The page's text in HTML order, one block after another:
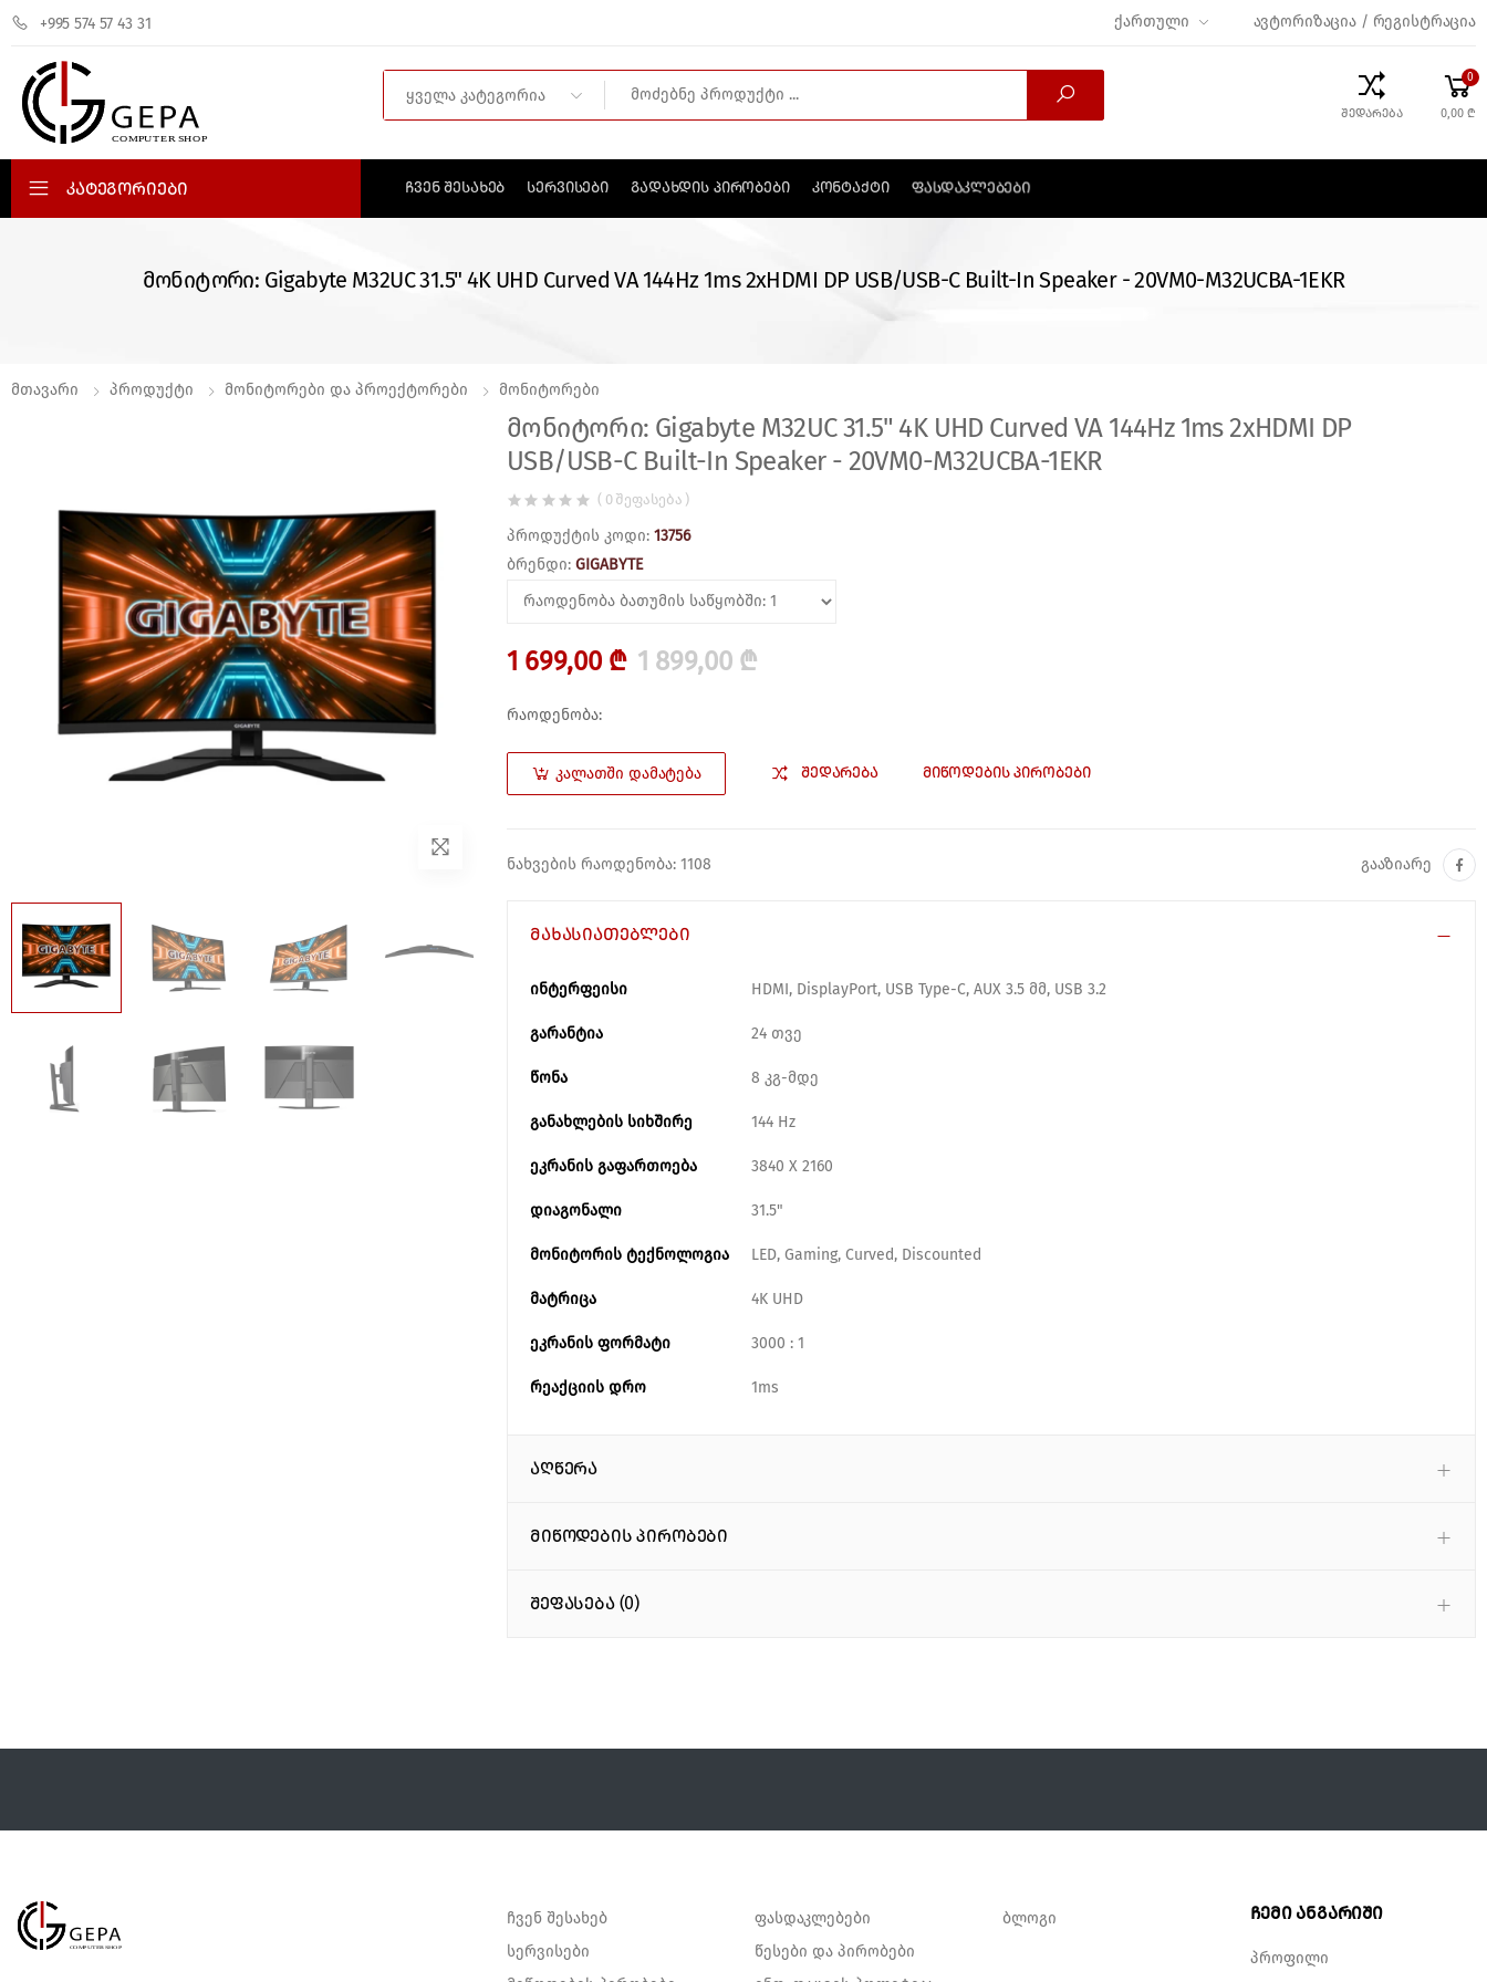
+995 574 57 43 31 ქართული ავტორიზაცია / რეგისტრაცია
შედარება
0
0,00 ₾
Კატეგორიები ᲩᲕᲔᲜ ᲨᲔᲡᲐᲮᲔᲑ ᲡᲔᲠᲕᲘᲡᲔᲑᲘ ᲒᲐᲓᲐᲮᲓᲘᲡ ᲞᲘᲠᲝᲑᲔᲑᲘ ᲙᲝᲜᲢᲐᲥᲢᲘ ᲤᲐᲡᲓᲐᲙᲚᲔᲑᲔᲑᲘ
მონიტორი: Gigabyte M32UC 31.5" 4K UHD Curved VA 144Hz 1ms 2xHDMI DP USB/USB-C Built-In Speaker - 20VM0-M32UCBA-1EKR
Მთავარი Პროდუქტი Მონიტორები Და Პროექტორები Მონიტორები
მონიტორი: Gigabyte M32UC 31.5" 4K UHD Curved VA 144Hz 1ms 2xHDMI DP
USB/USB-C Built-In Speaker - 20VM0-M32UCBA-1EKR
( 0 შეფასება )
პროდუქტის კოდი: 13756
ბრენდი: GIGABYTE
1 699,00 ₾ 1 899,00 ₾
რაოდენობა:
ᲙᲐᲚᲐᲗᲨᲘ ᲓᲐᲛᲐᲢᲔᲑᲐ ᲨᲔᲓᲐᲠᲔᲑᲐ ᲛᲘᲬᲝᲓᲔᲑᲘᲡ ᲞᲘᲠᲝᲑᲔᲑᲘ
ნახვების რაოდენობა: 1108 გააზიარე
მახასიათებლები
ინტერფეისი HDMI, DisplayPort, USB Type-C, AUX 3.5 მმ, USB 3.2
გარანტია 24 თვე
წონა 8 კგ-მდე
განახლების სიხშირე 144 Hz
ეკრანის გაფართოება 3840 X 2160
დიაგონალი 31.5"
მონიტორის ტექნოლოგია LED, Gaming, Curved, Discounted
მატრიცა 4K UHD
ეკრანის ფორმატი 3000 : 1
რეაქციის დრო 1ms
აღწერა
მიწოდების პირობები
შეფასება (0)
ჩვენ შესახებ
სერვისები
ფასდაკლებები
წესები და პირობები
ბლოგი ჩემი ანგარიში
პროფილი